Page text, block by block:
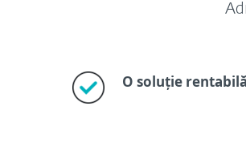
O soluție rentabilă